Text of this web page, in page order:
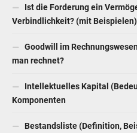
Ist die Forderung ein
Verbindlichkeit? (mit Beispielen)
Goodwill im
man rechnet?
Intellektuelles Kapital
Komponenten
Bestandsliste (Definition,